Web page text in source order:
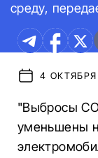
среду,
4 ОКТЯБРЯ
"Выбросы
уменьшены